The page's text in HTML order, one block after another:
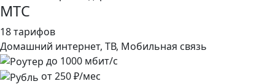
МТС
18 тарифов
Домашний интернет, ТВ, Мобильная связь
до 1000 мбит/с
от250₽/мес